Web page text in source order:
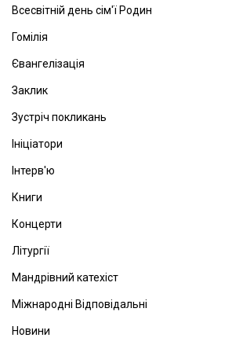
Всесвітній день сім'ї Родин
Гомілія
Євангелізація
Заклик
Зустріч покликань
Ініціатори
Інтерв'ю
Книги
Концерти
Літургії
Мандрівний катехіст
Міжнародні Відповідальні
Новини